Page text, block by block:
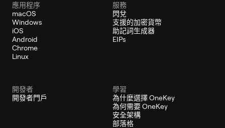
應用程序
macOS
Windows
iOS
Android
Chrome
Linux
服務
閃兌
支援的加密貨幣
助記詞生成器
EIPs
開發者
開發者門戶
學習
為什麼選擇 OneKey
為何需要 OneKey
安全架構
部落格